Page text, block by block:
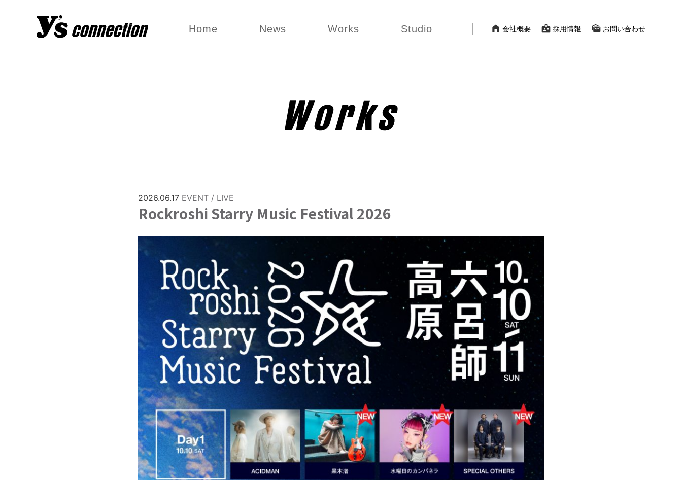
Home News Works Studio home_filled 会社概要 badge 採用情報 mark_as_unread お問い合わせ
2026.06.17 EVENT / LIVE
Rockroshi Starry Music Festival 2026